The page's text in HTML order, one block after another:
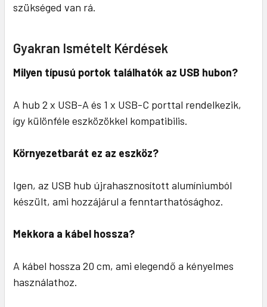
szükséged van rá.
Gyakran Ismételt Kérdések
Milyen típusú portok találhatók az USB hubon?
A hub 2 x USB-A és 1 x USB-C porttal rendelkezik,
így különféle eszközökkel kompatibilis.
Környezetbarát ez az eszköz?
Igen, az USB hub újrahasznosított alumíniumból
készült, ami hozzájárul a fenntarthatósághoz.
Mekkora a kábel hossza?
A kábel hossza 20 cm, ami elegendő a kényelmes
használathoz.